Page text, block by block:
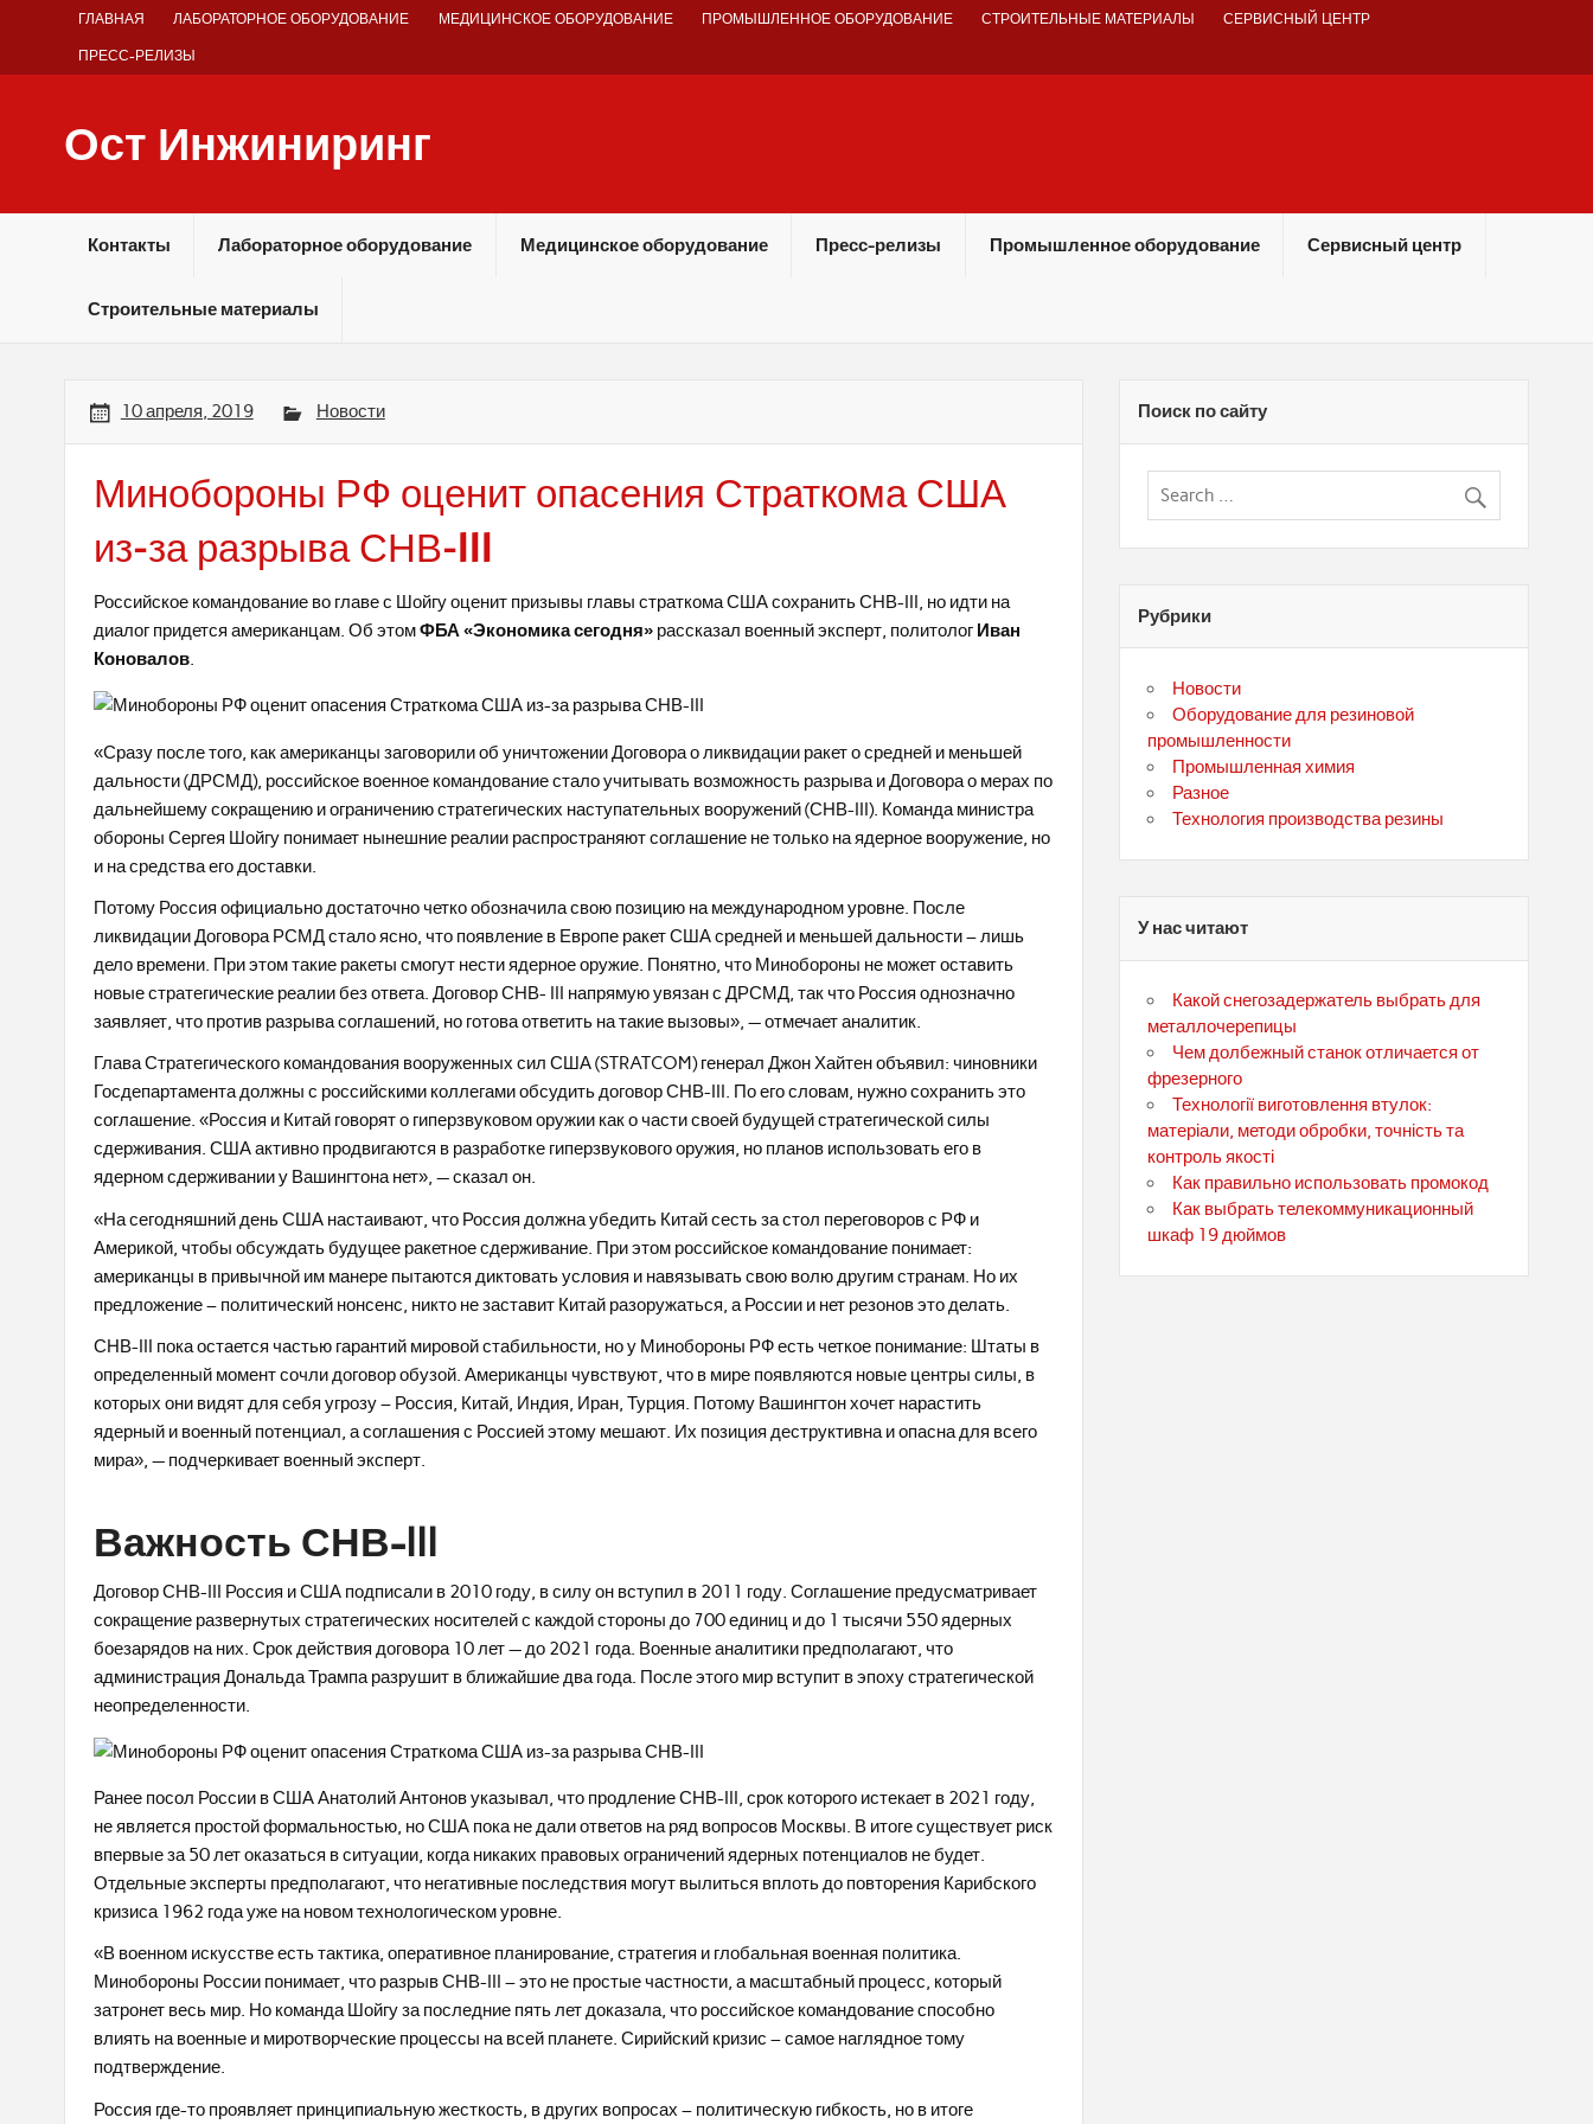
ГЛАВНАЯ ЛАБОРАТОРНОЕ ОБОРУДОВАНИЕ МЕДИЦИНСКОЕ ОБОРУДОВАНИЕ ПРОМЫШЛЕННОЕ ОБОРУДОВАНИЕ СТРОИТЕЛЬНЫЕ МАТЕРИАЛЫ СЕРВИСНЫЙ ЦЕНТР
ПРЕСС-РЕЛИЗЫ
Ост Инжиниринг
Контакты Лабораторное оборудование Медицинское оборудование Пресс-релизы Промышленное оборудование Сервисный центр
Строительные материалы
10 апреля, 2019 Новости
Минобороны РФ оценит опасения Страткома США
из-за разрыва СНВ-III
Российское командование во главе с Шойгу оценит призывы главы страткома США сохранить СНВ-III, но идти на
диалог придется американцам. Об этомФБА «Экономика сегодня» рассказал военный эксперт, политолог Иван
Коновалов.
«Сразу после того, как американцы заговорили об уничтожении Договора о ликвидации ракет о средней и меньшей
дальности (ДРСМД), российское военное командование стало учитывать возможность разрыва и Договора о мерах по
дальнейшему сокращению и ограничению стратегических наступательных вооружений (СНВ-III). Команда министра
обороны Сергея Шойгу понимает нынешние реалии распространяют соглашение не только на ядерное вооружение, но
и на средства его доставки.
Потому Россия официально достаточно четко обозначила свою позицию на международном уровне. После
ликвидации Договора РСМД стало ясно, что появление в Европе ракет США средней и меньшей дальности – лишь
дело времени. При этом такие ракеты смогут нести ядерное оружие. Понятно, что Минобороны не может оставить
новые стратегические реалии без ответа. Договор СНВ- III напрямую увязан с ДРСМД, так что Россия однозначно
заявляет, что против разрыва соглашений, но готова ответить на такие вызовы», — отмечает аналитик.
Глава Стратегического командования вооруженных сил США (STRATCOM) генерал Джон Хайтен объявил: чиновники
Госдепартамента должны с российскими коллегами обсудить договор СНВ-III. По его словам, нужно сохранить это
соглашение. «Россия и Китай говорят о гиперзвуковом оружии как о части своей будущей стратегической силы
сдерживания. США активно продвигаются в разработке гиперзвукового оружия, но планов использовать его в
ядерном сдерживании у Вашингтона нет», — сказал он.
«На сегодняшний день США настаивают, что Россия должна убедить Китай сесть за стол переговоров с РФ и
Америкой, чтобы обсуждать будущее ракетное сдерживание. При этом российское командование понимает:
американцы в привычной им манере пытаются диктовать условия и навязывать свою волю другим странам. Но их
предложение – политический нонсенс, никто не заставит Китай разоружаться, а России и нет резонов это делать.
СНВ-III пока остается частью гарантий мировой стабильности, но у Минобороны РФ есть четкое понимание: Штаты в
определенный момент сочли договор обузой. Американцы чувствуют, что в мире появляются новые центры силы, в
которых они видят для себя угрозу – Россия, Китай, Индия, Иран, Турция. Потому Вашингтон хочет нарастить
ядерный и военный потенциал, а соглашения с Россией этому мешают. Их позиция деструктивна и опасна для всего
мира», — подчеркивает военный эксперт.
Важность СНВ-III
Договор СНВ-III Россия и США подписали в 2010 году, в силу он вступил в 2011 году. Соглашение предусматривает
сокращение развернутых стратегических носителей с каждой стороны до 700 единиц и до 1 тысячи 550 ядерных
боезарядов на них. Срок действия договора 10 лет — до 2021 года. Военные аналитики предполагают, что
администрация Дональда Трампа разрушит в ближайшие два года. После этого мир вступит в эпоху стратегической
неопределенности.
Ранее посол России в США Анатолий Антонов указывал, что продление СНВ-III, срок которого истекает в 2021 году,
не является простой формальностью, но США пока не дали ответов на ряд вопросов Москвы. В итоге существует риск
впервые за 50 лет оказаться в ситуации, когда никаких правовых ограничений ядерных потенциалов не будет.
Отдельные эксперты предполагают, что негативные последствия могут вылиться вплоть до повторения Карибского
кризиса 1962 года уже на новом технологическом уровне.
«В военном искусстве есть тактика, оперативное планирование, стратегия и глобальная военная политика.
Минобороны России понимает, что разрыв СНВ-III – это не простые частности, а масштабный процесс, который
затронет весь мир. Но команда Шойгу за последние пять лет доказала, что российское командование способно
влиять на военные и миротворческие процессы на всей планете. Сирийский кризис – самое наглядное тому
подтверждение.
Россия где-то проявляет принципиальную жесткость, в других вопросах – политическую гибкость, но в итоге
Поиск по сайту
Рубрики
Новости
Оборудование для резиновой
промышленности
Промышленная химия
Разное
Технология производства резины
У нас читают
Какой снегозадержатель выбрать для
металлочерепицы
Чем долбежный станок отличается от
фрезерного
Технології виготовлення втулок:
матеріали, методи обробки, точність та
контроль якості
Как правильно использовать промокод
Как выбрать телекоммуникационный
шкаф 19 дюймов